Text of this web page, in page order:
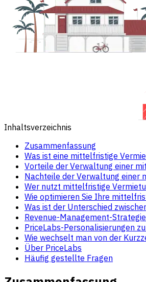
Inhaltsverzeichnis
Zusammenfassung
Was ist eine mittelfristige
Vorteile der Verwaltung einer
Nachteile der Verwaltung einer
Wer nutzt mittelfristige
Wie optimieren Sie Ihre
Was ist der Unterschied
Revenue-Management-
PriceLabs-Personalisierungen
Wie wechselt man von der
Über PriceLabs
Häufig gestellte Fragen